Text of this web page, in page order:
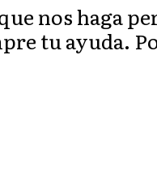
nos haga
tu ayuda.